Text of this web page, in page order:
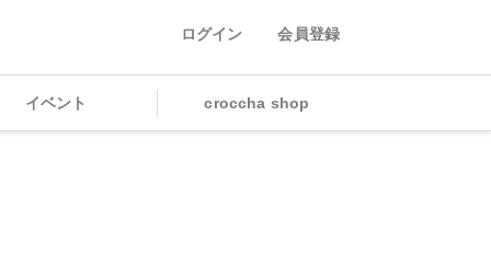
ログイン 会員登録
イベント croccha shop